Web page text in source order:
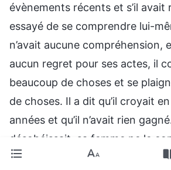
évènements récents et s’il avait
essayé de se comprendre lui-
n’avait aucune compréhension,
aucun regret pour ses actes, il
beaucoup de choses et se
de choses. Il a dit qu’il croyait
années et qu’il n’avait rien
désobéissait, sa femme ne le
Tout ce qu’il disait était le point